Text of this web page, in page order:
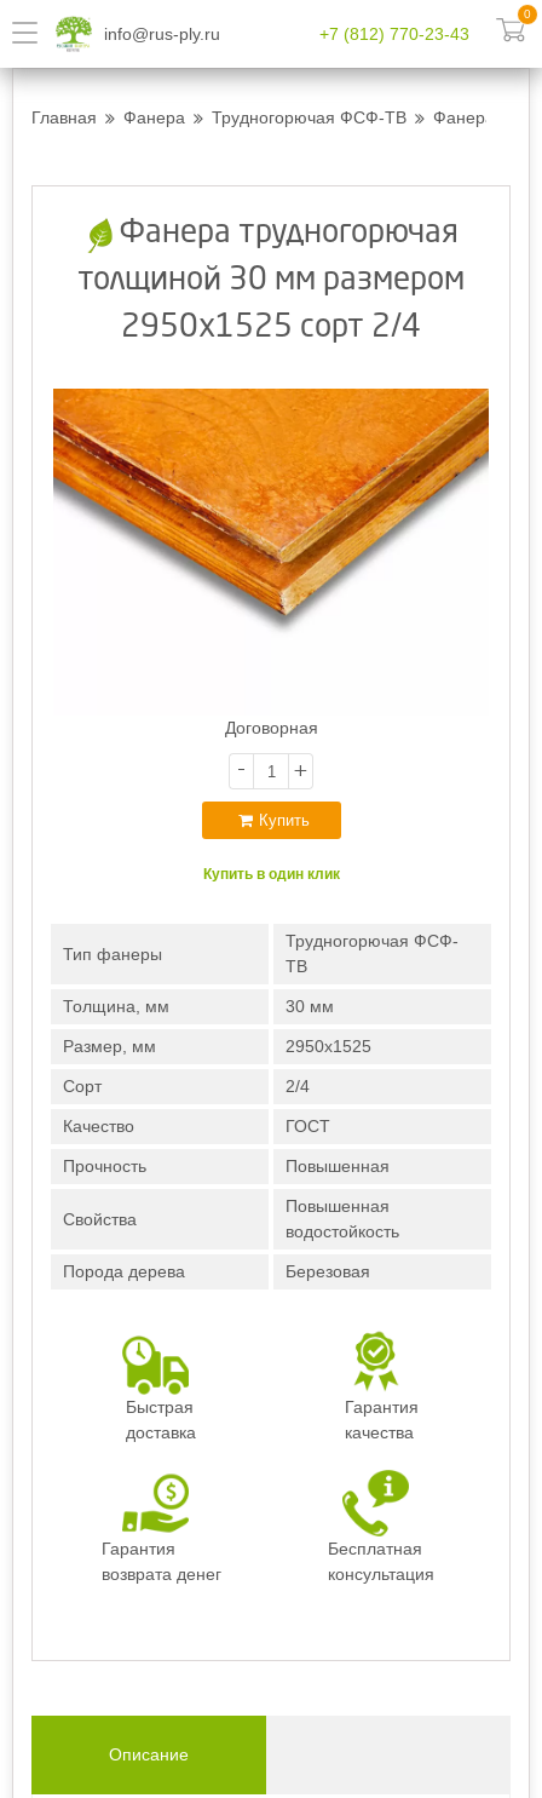
info@rus-ply.ru +7 (812) 770-23-43
0
Главная Фанера Трудногорючая ФСФ-ТВ Фанера
Фанера трудногорючая
толщиной 30 мм размером
2950х1525 сорт 2/4
Договорная
- +
Купить
Купить в один клик
Тип фанеры
Трудногорючая ФСФ-
ТВ
Толщина, мм 30 мм
Размер, мм 2950х1525
Сорт 2/4
Качество ГОСТ
Прочность Повышенная
Свойства
Повышенная
водостойкость
Порода дерева Березовая
Быстрая
доставка
Гарантия
качества
Гарантия
возврата денег
Бесплатная
консультация
Описание